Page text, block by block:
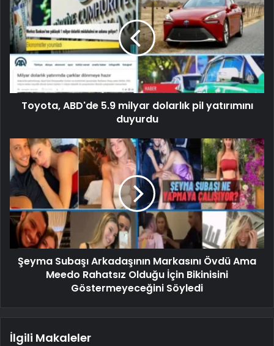
Toyota, ABD'de 5.9 milyar dolarlık pil yatırımını
duyurdu
Şeyma Subaşı Arkadaşının Markasını Övdü Ama
Meedo Rahatsız Olduğu İçin Bikinisini
Göstermeyeceğini Söyledi
İlgili Makaleler